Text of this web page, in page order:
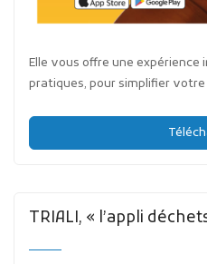
Elle vous offre une
pratiques, pour simplifier
TRIALI, « l’appli